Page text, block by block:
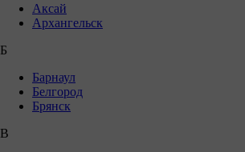
Аксай
Архангельск
Б
Барнаул
Белгород
Брянск
В